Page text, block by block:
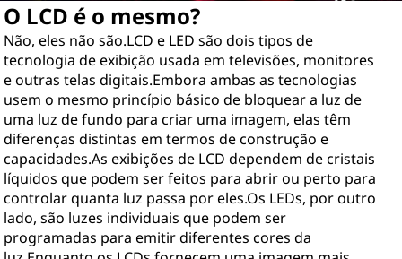
e
s
m
o
s
?
O LCD é o mesmo?
Não, eles não são.LCD e LED são dois tipos de
tecnologia de exibição usada em televisões, monitores
e outras telas digitais.Embora ambas as tecnologias
usem o mesmo princípio básico de bloquear a luz de
uma luz de fundo para criar uma imagem, elas têm
diferenças distintas em termos de construção e
capacidades.As exibições de LCD dependem de cristais
líquidos que podem ser feitos para abrir ou perto para
controlar quanta luz passa por eles.Os LEDs, por outro
lado, são luzes individuais que podem ser
programadas para emitir diferentes cores da